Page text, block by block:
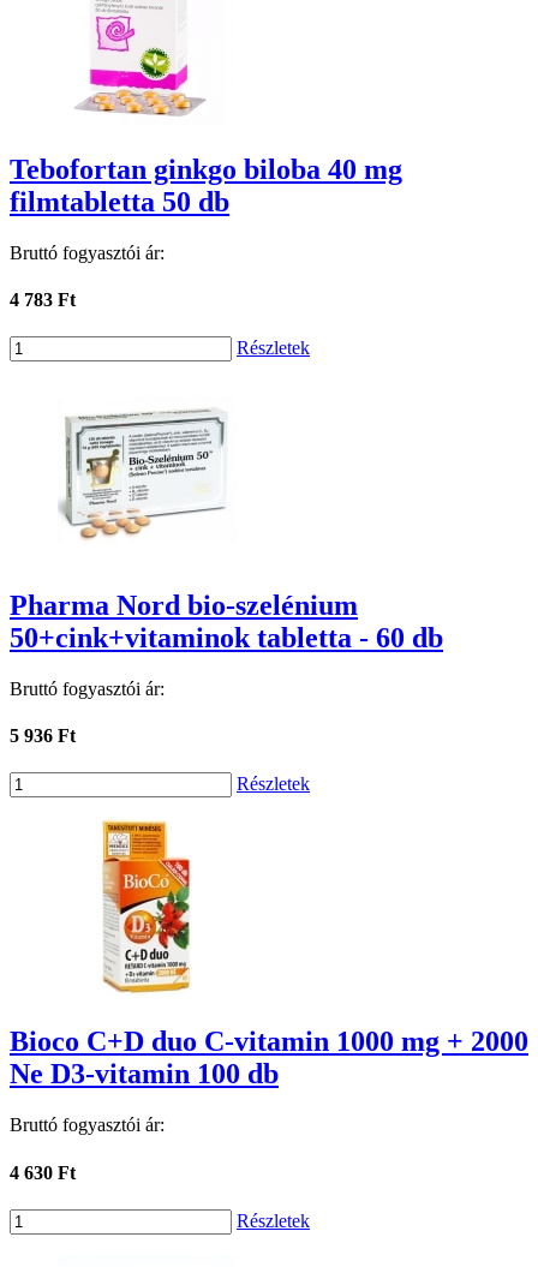
Tebofortan ginkgo biloba 40 mg
filmtabletta 50 db
Bruttó fogyasztói ár:
4 783 Ft
Részletek
Pharma Nord bio-szelénium
50+cink+vitaminok tabletta - 60 db
Bruttó fogyasztói ár:
5 936 Ft
Részletek
Bioco C+D duo C-vitamin 1000 mg + 2000
Ne D3-vitamin 100 db
Bruttó fogyasztói ár:
4 630 Ft
Részletek